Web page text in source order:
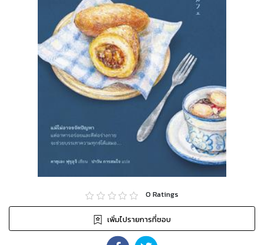
0 Ratings
เพิ่มไปรายการที่ชอบ